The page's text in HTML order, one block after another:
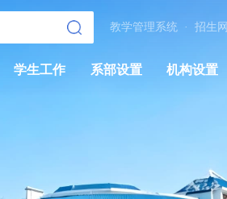
教学管理系统 · 招生网
学生工作 系部设置 机构设置